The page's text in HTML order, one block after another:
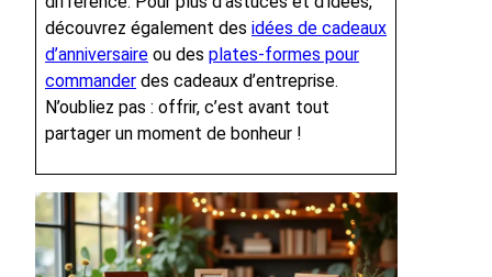
découvrez également des idées de cadeaux
d’anniversaire ou des plates-formes pour
commander des cadeaux d’entreprise.
N’oubliez pas : offrir, c’est avant tout
partager un moment de bonheur !